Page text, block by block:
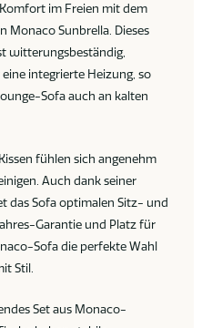
im Freien mit dem
Monaco Sunbrella. Dieses
witterungsbeständig,
integrierte Heizung, so
Sofa auch an kalten
fühlen sich angenehm
Auch dank seiner
das Sofa optimalen Sitz- und
Garantie und Platz für
Sofa die perfekte Wahl
Stil.
Set aus Monaco-